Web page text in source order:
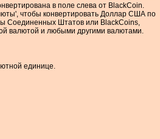
в поле слева от BlackCoin.
чтобы конвертировать Доллар США по
Соединенных Штатов или BlackCoins,
валютой и любыми другими валютами.
единице.